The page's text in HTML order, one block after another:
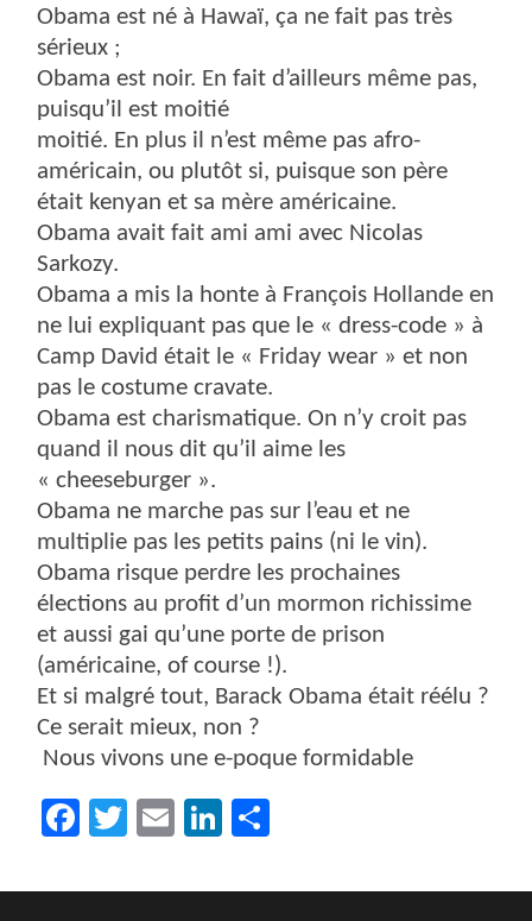
Obama est né à Hawaï, ça ne fait pas très
sérieux ;
Obama est noir. En fait d’ailleurs même pas,
puisqu’il est moitié
moitié. En plus il n’est même pas afro-
américain, ou plutôt si, puisque son père
était kenyan et sa mère américaine.
Obama avait fait ami ami avec Nicolas
Sarkozy.
Obama a mis la honte à François Hollande en
ne lui expliquant pas que le « dress-code » à
Camp David était le « Friday wear » et non
pas le costume cravate.
Obama est charismatique. On n’y croit pas
quand il nous dit qu’il aime les
« cheeseburger ».
Obama ne marche pas sur l’eau et ne
multiplie pas les petits pains (ni le vin).
Obama risque perdre les prochaines
élections au profit d’un mormon richissime
et aussi gai qu’une porte de prison
(américaine, of course !).
Et si malgré tout, Barack Obama était réélu ?
Ce serait mieux, non ?
Nous vivons une e-poque formidable
Facebook
Twitter
EmailLinkedIn